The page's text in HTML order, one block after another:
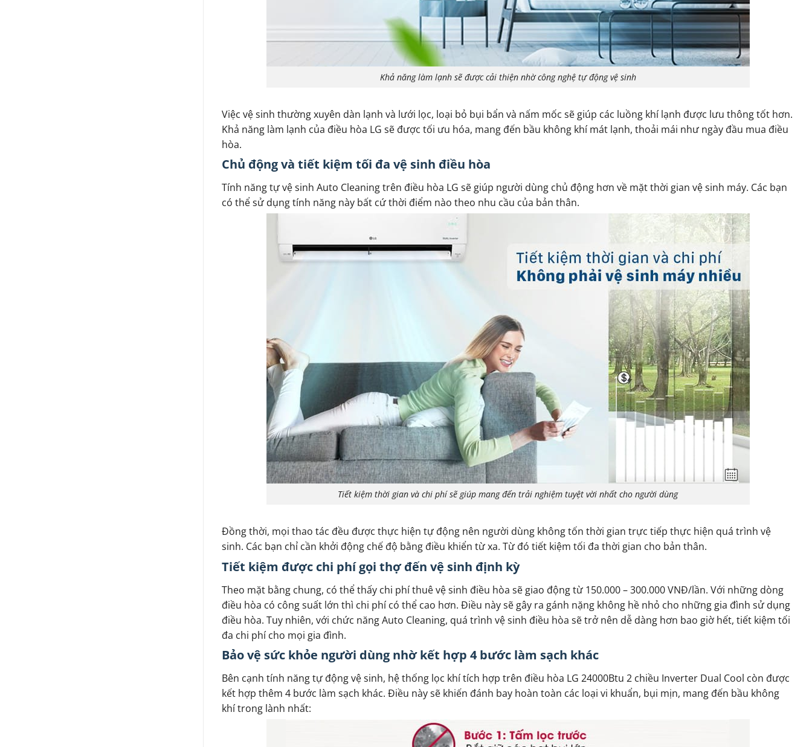
Khả năng làm lạnh sẽ được cải thiện nhờ công nghệ tự động vệ sinh
Việc vệ sinh thường xuyên dàn lạnh và lưới lọc, loại bỏ bụi bẩn và nấm mốc sẽ giúp các luồng khí lạnh được lưu thông tốt hơn.
Khả năng làm lạnh của điều hòa LG sẽ được tối ưu hóa, mang đến bầu không khí mát lạnh, thoải mái như ngày đầu mua điều
hòa.
Chủ động và tiết kiệm tối đa vệ sinh điều hòa
Tính năng tự vệ sinh Auto Cleaning trên điều hòa LG sẽ giúp người dùng chủ động hơn về mặt thời gian vệ sinh máy. Các bạn
có thể sử dụng tính năng này bất cứ thời điểm nào theo nhu cầu của bản thân.
Tiết kiệm thời gian và chi phí sẽ giúp mang đến trải nghiệm tuyệt vời nhất cho người dùng
Đồng thời, mọi thao tác đều được thực hiện tự động nên người dùng không tốn thời gian trực tiếp thực hiện quá trình vệ
sinh. Các bạn chỉ cần khởi động chế độ bằng điều khiển từ xa. Từ đó tiết kiệm tối đa thời gian cho bản thân.
Tiết kiệm được chi phí gọi thợ đến vệ sinh định kỳ
Theo mặt bằng chung, có thể thấy chi phí thuê vệ sinh điều hòa sẽ giao động từ 150.000 – 300.000 VNĐ/lần. Với những dòng
điều hòa có công suất lớn thì chi phí có thể cao hơn. Điều này sẽ gây ra gánh nặng không hề nhỏ cho những gia đình sử dụng
điều hòa. Tuy nhiên, với chức năng Auto Cleaning, quá trình vệ sinh điều hòa sẽ trở nên dễ dàng hơn bao giờ hết, tiết kiệm tối
đa chi phí cho mọi gia đình.
Bảo vệ sức khỏe người dùng nhờ kết hợp 4 bước làm sạch khác
Bên cạnh tính năng tự động vệ sinh, hệ thống lọc khí tích hợp trên điều hòa LG 24000Btu 2 chiều Inverter Dual Cool còn được
kết hợp thêm 4 bước làm sạch khác. Điều này sẽ khiến đánh bay hoàn toàn các loại vi khuẩn, bụi mịn, mang đến bầu không
khí trong lành nhất: